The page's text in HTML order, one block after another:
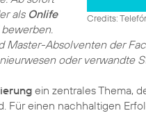
Credits:
als Onlife
Master-Absolventen der
oder verwandte
ein zentrales Thema,
Für einen nachhaltigen